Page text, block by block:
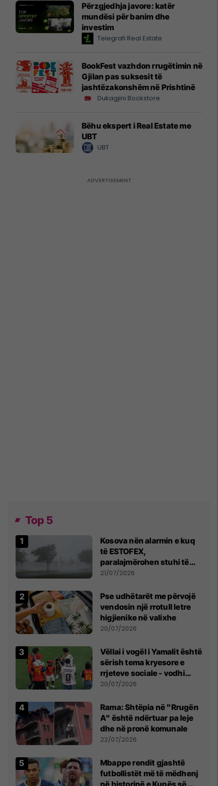
Përzgjedhja javore: katër
mundësi për banim dhe
investim
Telegrafi Real Estate
BookFest vazhdon rrugëtimin në
Gjilan pas suksesit të
jashtëzakonshëm në Prishtinë
Dukagjini Bookstore
Bëhu ekspert i Real Estate me
UBT
UBT
Top 5
Kosova nën alarmin e kuq
të ESTOFEX,
paralajmërohen stuhi të
fuqishme me breshër dhe
21/07/2026
Pse udhëtarët me përvojë
vendosin një rrotull letre
higjienike në valixhe
20/07/2026
Vëllai i vogël i Yamalit është
sërish tema kryesore e
rrjeteve sociale - vodhi
vëmendjen pas finales së
20/07/2026
Rama: Shtëpia në "Rrugën
A" është ndërtuar pa leje
dhe në pronë komunale
22/07/2026
Mbappe rendit gjashtë
futbollistët më të mëdhenj
në historinë e Kupës së